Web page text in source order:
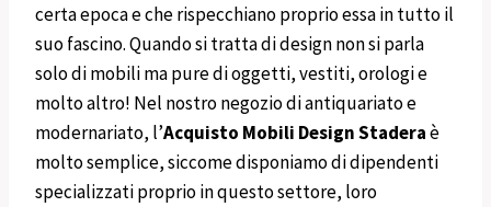
certa epoca e che rispecchiano proprio essa in tutto il
suo fascino. Quando si tratta di design non si parla
solo di mobili ma pure di oggetti, vestiti, orologi e
molto altro! Nel nostro negozio di antiquariato e
modernariato, l’Acquisto Mobili DesignStaderaè
molto semplice, siccome disponiamo di dipendenti
specializzati proprio in questo settore, loro